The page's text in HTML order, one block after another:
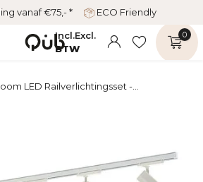
vanaf €75,- * ECO Friendly
Incl.Excl.
BTW
0
LED Railverlichtingsset -...